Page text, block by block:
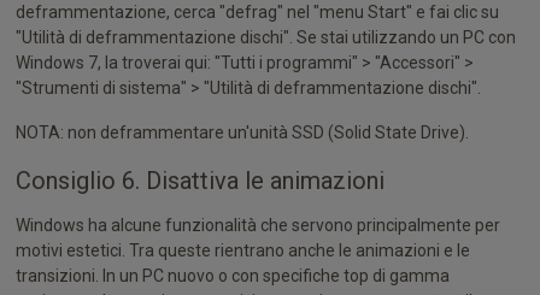
deframmentazione, cerca "defrag" nel "menu Start" e fai clic su
"Utilità di deframmentazione dischi". Se stai utilizzando un PC con
Windows 7, la troverai qui: "Tutti i programmi" > "Accessori" >
"Strumenti di sistema" > "Utilità di deframmentazione dischi".
NOTA: non deframmentare un'unità SSD (Solid State Drive).
Consiglio 6. Disattiva le animazioni
Windows ha alcune funzionalità che servono principalmente per
motivi estetici. Tra queste rientrano anche le animazioni e le
transizioni. In un PC nuovo o con specifiche top di gamma